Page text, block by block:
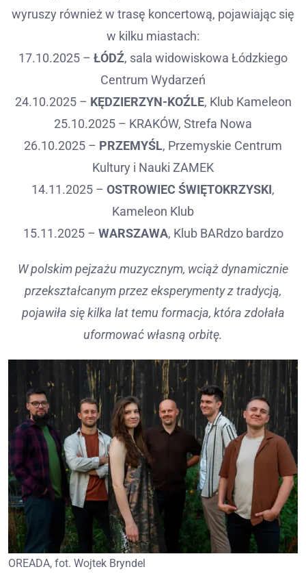
wyruszy również w trasę koncertową, pojawiając się
w kilku miastach:
17.10.2025 – ŁÓDŹ, sala widowiskowa Łódzkiego
Centrum Wydarzeń
24.10.2025 – KĘDZIERZYN-KOŹLE, Klub Kameleon
25.10.2025 – KRAKÓW, Strefa Nowa
26.10.2025 – PRZEMYŚL, Przemyskie Centrum
Kultury i Nauki ZAMEK
14.11.2025 – OSTROWIEC ŚWIĘTOKRZYSKI,
Kameleon Klub
15.11.2025 – WARSZAWA, Klub BARdzo bardzo
W polskim pejzażu muzycznym, wciąż dynamicznie
przekształcanym przez eksperymenty z tradycją,
pojawiła się kilka lat temu formacja, która zdołała
uformować własną orbitę.
OREADA, fot. Wojtek Bryndel